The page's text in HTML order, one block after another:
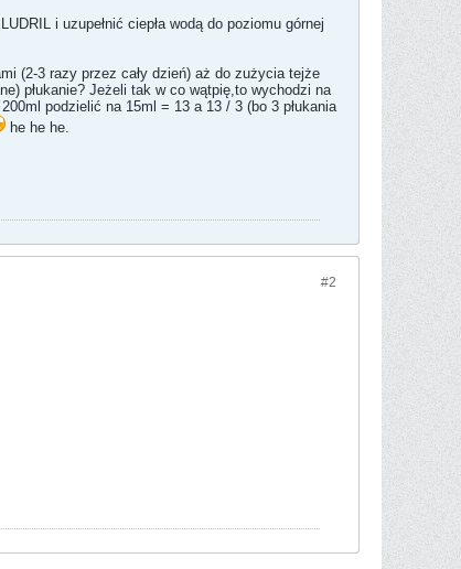
i uzupełnić ciepła wodą do poziomu górnej
(2-3 razy przez cały dzień) aż do zużycia tejże
płukanie? Jeżeli tak w co wątpię,to wychodzi na
podzielić na 15ml = 13 a 13 / 3 (bo 3 płukania
he he he.
#2